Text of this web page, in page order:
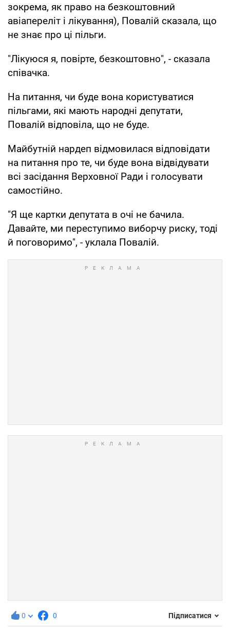
зокрема, як право на безкоштовний
авіапереліт і лікування), Повалій сказала, що
не знає про ці пільги.
"Лікуюся я, повірте, безкоштовно", - сказала
співачка.
На питання, чи буде вона користуватися
пільгами, які мають народні депутати,
Повалій відповіла, що не буде.
Майбутній нардеп відмовилася відповідати
на питання про те, чи буде вона відвідувати
всі засідання Верховної Ради і голосувати
самостійно.
"Я ще картки депутата в очі не бачила.
Давайте, ми переступимо виборчу риску, тоді
й поговоримо", - уклала Повалій.
0 0 Підписатися